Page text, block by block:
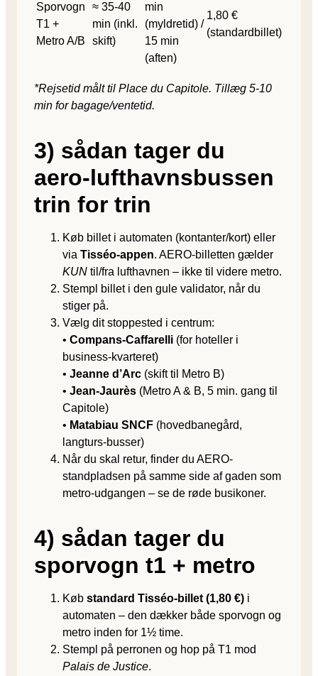
Sporvogn
T1 +
Metro A/B
≈ 35-40
min (inkl.
skift)
min
(myldretid) /
15 min
(aften)
1,80 €
(standardbillet)
*Rejsetid målt til Place du Capitole. Tillæg 5-10
min for bagage/ventetid.
3) sådan tager du
aero-lufthavnsbussen
trin for trin
Køb billet i automaten (kontanter/kort) eller
via Tisséo-appen. AERO-billetten gælder
KUN til/fra lufthavnen – ikke til videre metro.
Stempl billet i den gule validator, når du
stiger på.
Vælg dit stoppested i centrum:
• Compans-Caffarelli (for hoteller i
business-kvarteret)
• Jeanne d’Arc (skift til Metro B)
• Jean-Jaurès (Metro A & B, 5 min. gang til
Capitole)
• Matabiau SNCF (hovedbanegård,
langturs-busser)
Når du skal retur, finder du AERO-
standpladsen på samme side af gaden som
metro-udgangen – se de røde busikoner.
4) sådan tager du
sporvogn t1 + metro
Køb standard Tisséo-billet (1,80 €) i
automaten – den dækker både sporvogn og
metro inden for 1½ time.
Stempl på perronen og hop på T1 mod
Palais de Justice.